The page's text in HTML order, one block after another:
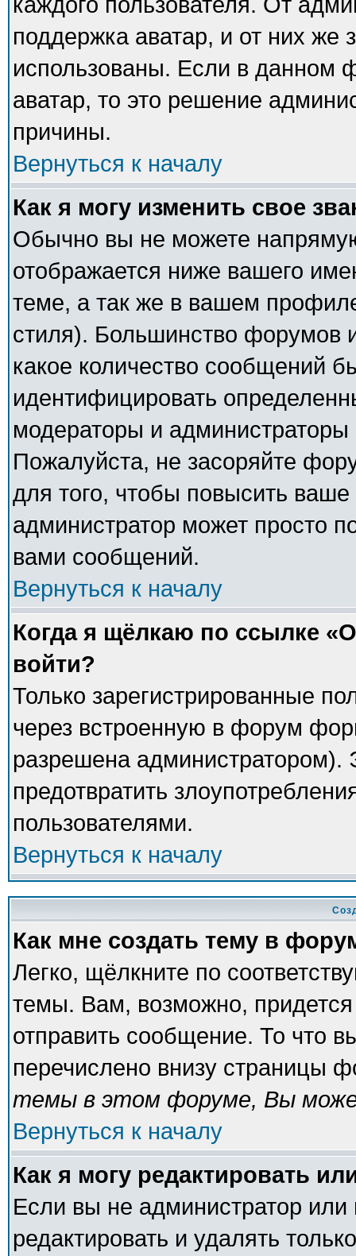
поддержка аватар, и от них же
использованы. Если в данном
аватар, то это решение
причины.
Вернуться к началу
Как я могу изменить свое
Обычно вы не можете
отображается ниже вашего
теме, а так же в вашем
стиля). Большинство форумов
какое количество сообщений
идентифицировать
модераторы и
Пожалуйста, не засоряйте
для того, чтобы повысить
администратор может просто
вами сообщений.
Вернуться к началу
Когда я щёлкаю по ссылке
войти?
Только зарегистрированные
через встроенную в форум
разрешена администратором).
предотвратить
пользователями.
Вернуться к началу
Как мне создать тему в
Легко, щёлкните по
темы. Вам, возможно, придется
отправить сообщение. То что
перечислено внизу страницы
темы в этом форуме, Вы
Вернуться к началу
Как я могу редактировать
Если вы не администратор
редактировать и удалять